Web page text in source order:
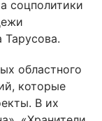
соцполитики
областного
которые
В их